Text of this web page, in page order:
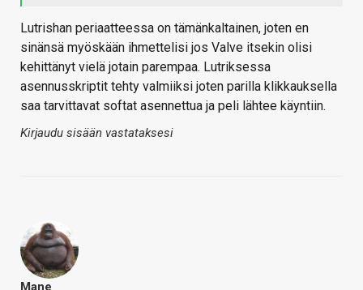
Lutrishan periaatteessa on tämänkaltainen, joten en
sinänsä myöskään ihmettelisi jos Valve itsekin olisi
kehittänyt vielä jotain parempaa. Lutriksessa
asennusskriptit tehty valmiiksi joten parilla klikkauksella
saa tarvittavat softat asennettua ja peli lähtee käyntiin.
Kirjaudu sisään vastataksesi
Mane